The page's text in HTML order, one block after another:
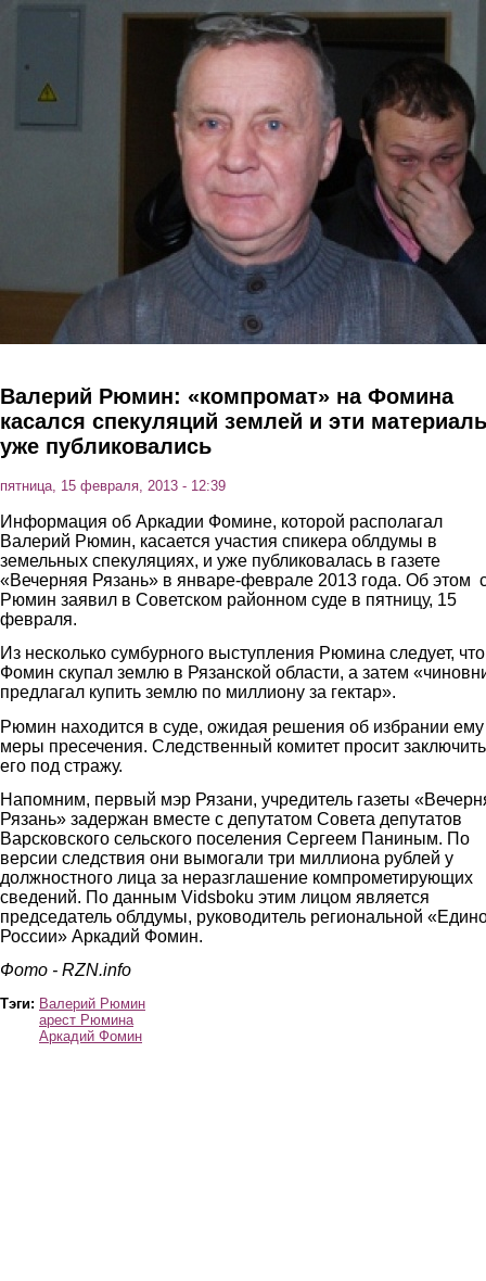
Перейти к основному содержанию
Валерий Рюмин: «компромат» на Фомина
касался спекуляций землей и эти
уже публиковались
пятница, 15 февраля, 2013 - 12:39
Информация об Аркадии Фомине, которой располагал
Валерий Рюмин, касается участия спикера облдумы в
земельных спекуляциях, и уже публиковалась в газете
«Вечерняя Рязань» в январе-феврале 2013 года. Об этом
Рюмин заявил в Советском районном суде в пятницу, 15
февраля.
Из несколько сумбурного выступления Рюмина следует, что
Фомин скупал землю в Рязанской области, а затем
предлагал купить землю по миллиону за гектар».
Рюмин находится в суде, ожидая решения об избрании ему
меры пресечения. Следственный комитет просит заключить
его под стражу.
Напомним, первый мэр Рязани, учредитель газеты
Рязань» задержан вместе с депутатом Совета депутатов
Варсковского сельского поселения Сергеем Паниным. По
версии следствия они вымогали три миллиона рублей у
должностного лица за неразглашение компрометирующих
сведений. По данным Vidsboku этим лицом является
председатель облдумы, руководитель региональной
России» Аркадий Фомин.
Фото - RZN.info
Тэги: Валерий Рюмин
арест Рюмина
Аркадий Фомин